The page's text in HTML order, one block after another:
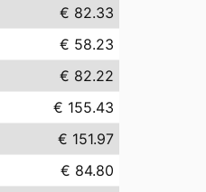
€ 82.33
€ 58.23
€ 82.22
€ 155.43
€ 151.97
€ 84.80